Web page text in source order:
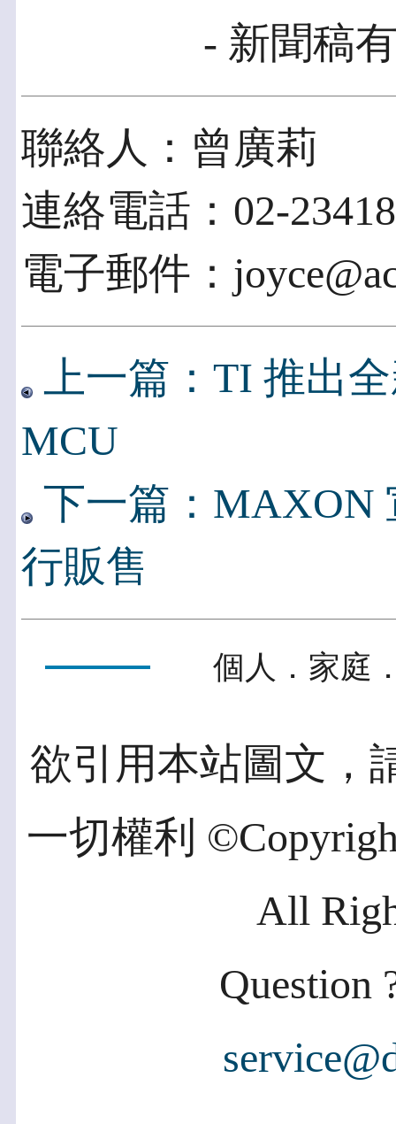
- 新聞稿
聯絡人：曾廣莉
連絡電話：02-
電子郵件：
上一篇：TI 推出
MCU
下一篇：MAXON
行販售
個人．家庭
欲引用本站圖文，
一切權利
All
Question